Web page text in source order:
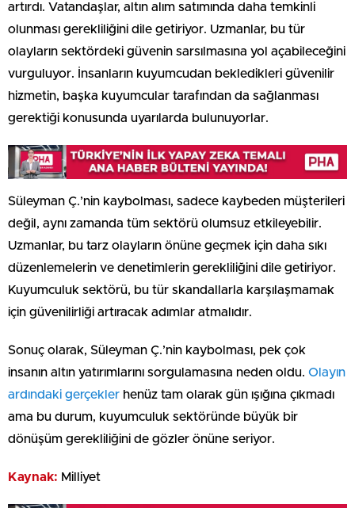
artırdı. Vatandaşlar, altın alım satımında daha temkinli
olunması gerekliliğini dile getiriyor. Uzmanlar, bu tür
olayların sektördeki güvenin sarsılmasına yol açabileceğini
vurguluyor. İnsanların kuyumcudan bekledikleri güvenilir
hizmetin, başka kuyumcular tarafından da sağlanması
gerektiği konusunda uyarılarda bulunuyorlar.
Süleyman Ç.’nin kaybolması, sadece kaybeden müşterileri
değil, aynı zamanda tüm sektörü olumsuz etkileyebilir.
Uzmanlar, bu tarz olayların önüne geçmek için daha sıkı
düzenlemelerin ve denetimlerin gerekliliğini dile getiriyor.
Kuyumculuk sektörü, bu tür skandallarla karşılaşmamak
için güvenilirliği artıracak adımlar atmalıdır.
Sonuç olarak, Süleyman Ç.’nin kaybolması, pek çok
insanın altın yatırımlarını sorgulamasına neden oldu. Olayın
ardındaki gerçekler henüz tam olarak gün ışığına çıkmadı
ama bu durum, kuyumculuk sektöründe büyük bir
dönüşüm gerekliliğini de gözler önüne seriyor.
Kaynak: Milliyet